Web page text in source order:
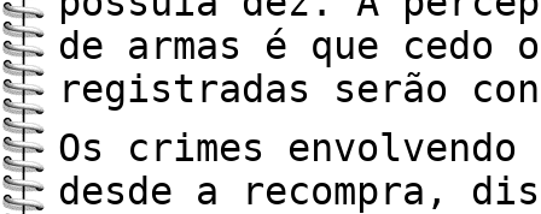
de armas é que cedo
registradas serão
Os crimes
desde a recompra,